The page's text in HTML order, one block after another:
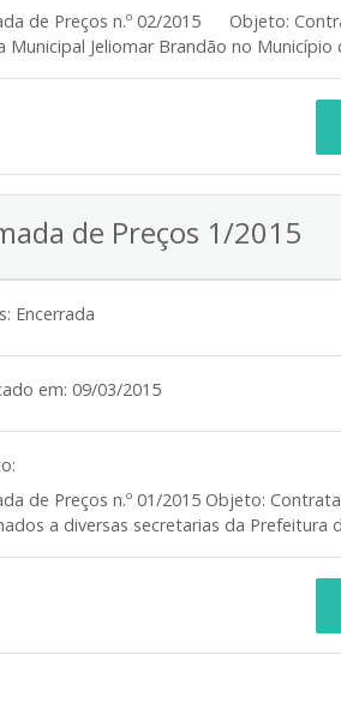
de Preços n.º 02/2015
Objeto:
Municipal Jeliomar Brandão no
de Preços 1/2015
Encerrada
em: 09/03/2015
de Preços n.º 01/2015 Objeto:
a diversas secretarias da Prefeitura